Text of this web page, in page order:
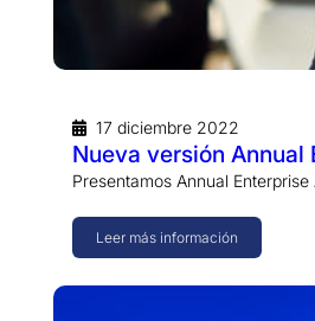
17 diciembre 2022
Nueva versión
Presentamos Annual
Leer más información